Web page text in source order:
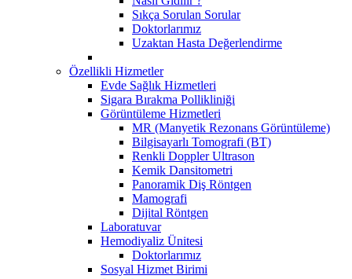
Sıkça Sorulan Sorular
Doktorlarımız
Uzaktan Hasta Değerlendirme
Özellikli Hizmetler
Evde Sağlık Hizmetleri
Sigara Bırakma Pollikliniği
Görüntüleme Hizmetleri
MR (Manyetik Rezonans Görüntüleme)
Bilgisayarlı Tomografi (BT)
Renkli Doppler Ultrason
Kemik Dansitometri
Panoramik Diş Röntgen
Mamografi
Dijital Röntgen
Laboratuvar
Hemodiyaliz Ünitesi
Doktorlarımız
Sosyal Hizmet Birimi